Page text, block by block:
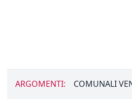
ARGOMENTI: COMUNALI